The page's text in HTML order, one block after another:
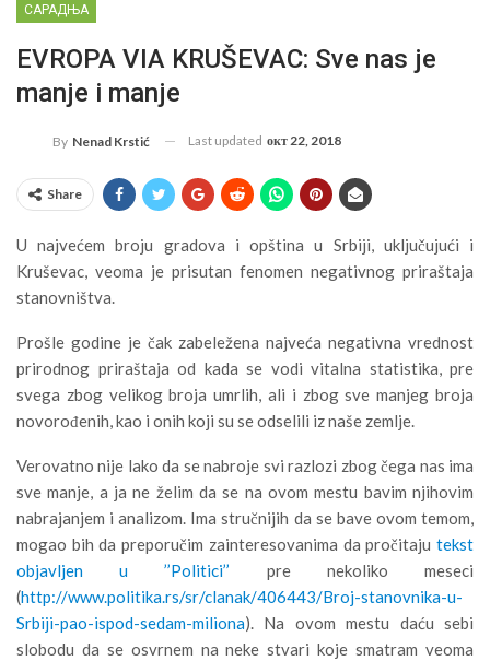
САРАДЊА
EVROPA VIA KRUŠEVAC: Sve nas je
manje i manje
By Nenad Krstić Last updated окт 22, 2018
Share
U najvećem broju gradova i opština u Srbiji, uključujući i
Kruševac, veoma je prisutan fenomen negativnog priraštaja
stanovništva.
Prošle godine je čak zabeležena najveća negativna vrednost
prirodnog priraštaja od kada se vodi vitalna statistika, pre
svega zbog velikog broja umrlih, ali i zbog sve manjeg broja
novorođenih, kao i onih koji su se odselili iz naše zemlje.
Verovatno nije lako da se nabroje svi razlozi zbog čega nas ima
sve manje, a ja ne želim da se na ovom mestu bavim njihovim
nabrajanjem i analizom. Ima stručnijih da se bave ovom temom,
mogao bih da preporučim zainteresovanima da pročitaju tekst
objavljen u ’’Politici’’ pre nekoliko meseci
(http://www.politika.rs/sr/clanak/406443/Broj-stanovnika-u-
Srbiji-pao-ispod-sedam-miliona). Na ovom mestu daću sebi
slobodu da se osvrnem na neke stvari koje smatram veoma